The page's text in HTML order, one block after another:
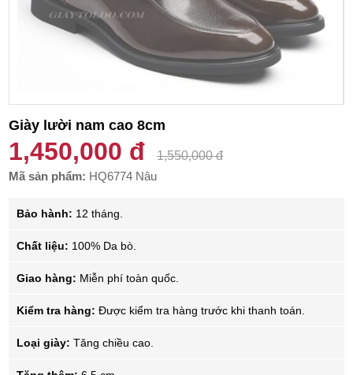
Giày lười nam cao 8cm
1,450,000 đ
1,550,000 đ
Mã sản phẩm: HQ6774 Nâu
Bảo hành: 12 tháng.
Chất liệu: 100% Da bò.
Giao hàng: Miễn phí toàn quốc.
Kiểm tra hàng: Được kiểm tra hàng trước khi thanh toán.
Loại giày: Tăng chiều cao.